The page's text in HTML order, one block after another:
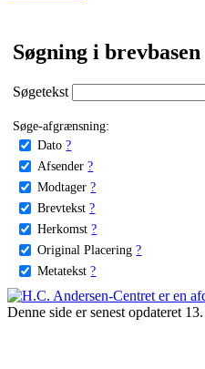
Søgning i brevbasen
Søgetekst
Søge-afgrænsning:
Dato ?
Afsender ?
Modtager ?
Brevtekst ?
Herkomst ?
Original Placering ?
Metatekst ?
Denne side er senest opdateret